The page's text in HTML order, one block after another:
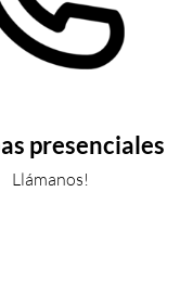
presenciales
Llámanos!